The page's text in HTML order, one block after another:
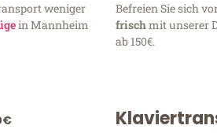
weniger
in Mannheim
Befreien Sie sich
frischmit unserer
ab 150€.